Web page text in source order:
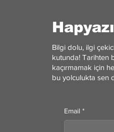
Email *
Bilgi dolu, ilgi
kutunda! Tarihten
kaçırmamak için
bu yolculukta sen